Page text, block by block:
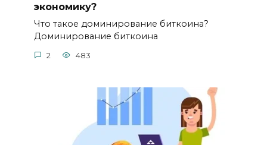
экономику?
Что такое доминирование биткоина?
Доминиpование биткоина
2 483